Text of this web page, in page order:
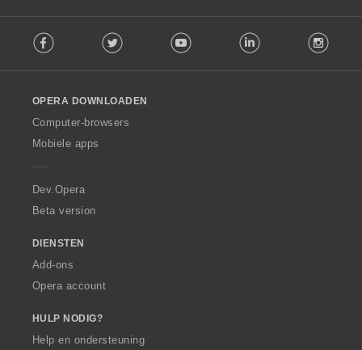
o
w
O
p
a
Facebook Twitter Youtube LinkedIn
OPERA DOWNLOADEN
Computer-browsers
Mobiele apps
Dev.Opera
Beta version
DIENSTEN
Add-ons
Opera account
HULP NODIG?
Help en ondersteuning